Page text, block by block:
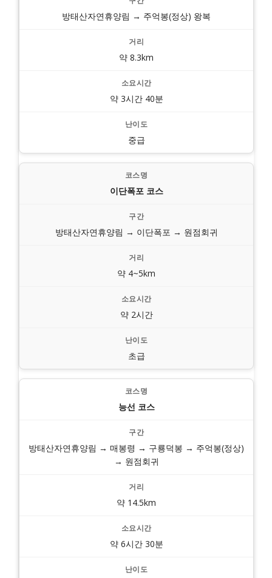
방태산자연휴양림 → 주억봉(정상) 왕복
약 8.3km
약 3시간 40분
중급
이단폭포 코스
방태산자연휴양림 → 이단폭포 → 원점회귀
약 4~5km
약 2시간
초급
능선 코스
방태산자연휴양림 → 매봉령 → 구룡덕봉 → 주억봉(정상)
→ 원점회귀
약 14.5km
약 6시간 30분